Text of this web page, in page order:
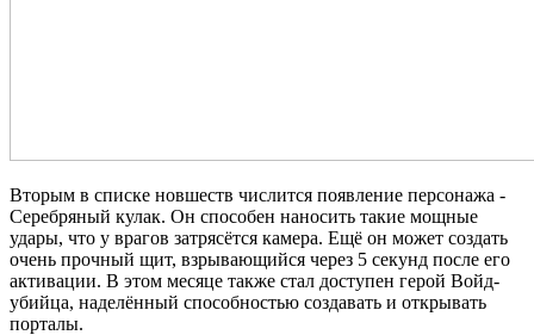
Вторым в списке новшеств числится появление персонажа -
Серебряный кулак. Он способен наносить такие мощные
удары, что у врагов затрясётся камера. Ещё он может создать
очень прочный щит, взрывающийся через 5 секунд после его
активации. В этом месяце также стал доступен герой Войд-
убийца, наделённый способностью создавать и открывать
порталы.